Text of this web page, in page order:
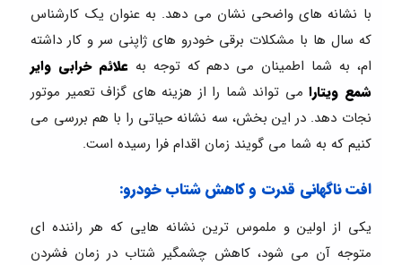
با نشانه های واضحی نشان می دهد. به عنوان یک کارشناس
که سال ها با مشکلات برقی خودرو های ژاپنی سر و کار داشته
ام، به شما اطمینان می دهم که توجه به علائم خرابی وایر
شمع ویتارامی تواند شما را از هزینه های گزاف تعمیر موتور
نجات دهد. در این بخش، سه نشانه حیاتی را با هم بررسی می
کنیم که به شما می گویند زمان اقدام فرا رسیده است.
افت ناگهانی قدرت و کاهش شتاب خودرو:
یکی از اولین و ملموس ترین نشانه هایی که هر راننده ای
متوجه آن می شود، کاهش چشمگیر شتاب در زمان فشردن